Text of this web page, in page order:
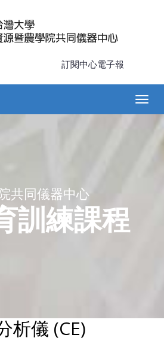
訂閱中心電子報
共同儀器中心
訓練課程
析儀 (CE)